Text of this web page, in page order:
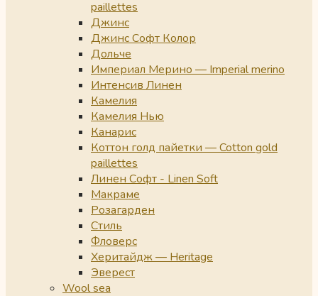
paillettes
Джинс
Джинс Софт Колор
Дольче
Империал Мерино — Imperial merino
Интенсив Линен
Камелия
Камелия Нью
Канарис
Коттон голд пайетки — Cotton gold
paillettes
Линен Софт - Linen Soft
Макраме
Розагарден
Стиль
Фловерс
Херитайдж — Heritage
Эверест
Wool sea